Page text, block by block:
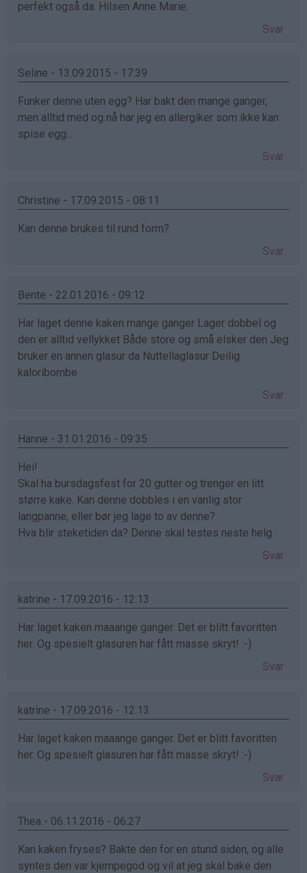
perfekt også da. Hilsen Anne Marie.
Svar
Seline - 13.09.2015 - 17:39
Funker denne uten egg? Har bakt den mange ganger,
men alltid med og nå har jeg en allergiker som ikke kan
spise egg...
Svar
Christine - 17.09.2015 - 08:11
Kan denne brukes til rund form?
Svar
Bente - 22.01.2016 - 09:12
Har laget denne kaken mange ganger Lager dobbel og
den er alltid vellykket Både store og små elsker den Jeg
bruker en annen glasur da Nuttellaglasur Deilig
kaloribombe
Svar
Hanne - 31.01.2016 - 09:35
Hei!
Skal ha bursdagsfest for 20 gutter og trenger en litt
større kake. Kan denne dobbles i en vanlig stor
langpanne, eller bør jeg lage to av denne?
Hva blir steketiden da? Denne skal testes neste helg
Svar
katrine - 17.09.2016 - 12:13
Har laget kaken maaange ganger. Det er blitt favoritten
her. Og spesielt glasuren har fått masse skryt! :-)
Svar
katrine - 17.09.2016 - 12:13
Har laget kaken maaange ganger. Det er blitt favoritten
her. Og spesielt glasuren har fått masse skryt! :-)
Svar
Thea - 06.11.2016 - 06:27
Kan kaken fryses? Bakte den for en stund siden, og alle
syntes den var kjempegod og vil at jeg skal bake den